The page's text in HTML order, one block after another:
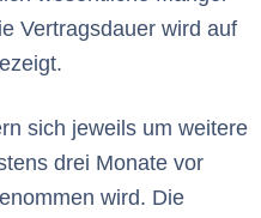
Vertragsdauer wird auf
sich jeweils um weitere
drei Monate vor
wird. Die